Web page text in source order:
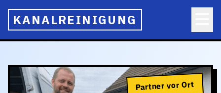
KANALREINIGUNG
Partner vor Ort